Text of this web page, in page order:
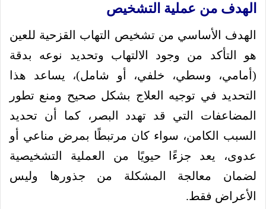
الهدف من عملية التشخيص
الهدف الأساسي من تشخيص التهاب القزحية للعين
هو التأكد من وجود الالتهاب وتحديد نوعه بدقة
(أمامي، وسطي، خلفي، أو شامل)، يساعد هذا
التحديد في توجيه العلاج بشكل صحيح ومنع تطور
المضاعفات التي قد تهدد البصر، كما أن تحديد
السبب الكامن، سواء كان مرتبطًا بمرض مناعي أو
عدوى، يعد جزءًا حيويًا من العملية التشخيصية
لضمان معالجة المشكلة من جذورها وليس
الأعراض فقط.